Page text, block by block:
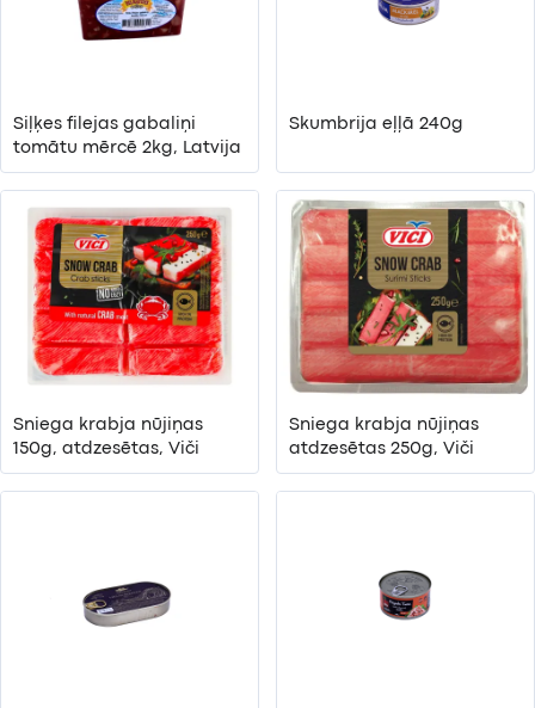
Siļķes filejas gabaliņi
tomātu mērcē 2kg, Latvija
Skumbrija eļļā 240g
Sniega krabja nūjiņas
150g, atdzesētas, Viči
Sniega krabja nūjiņas
atdzesētas 250g, Viči